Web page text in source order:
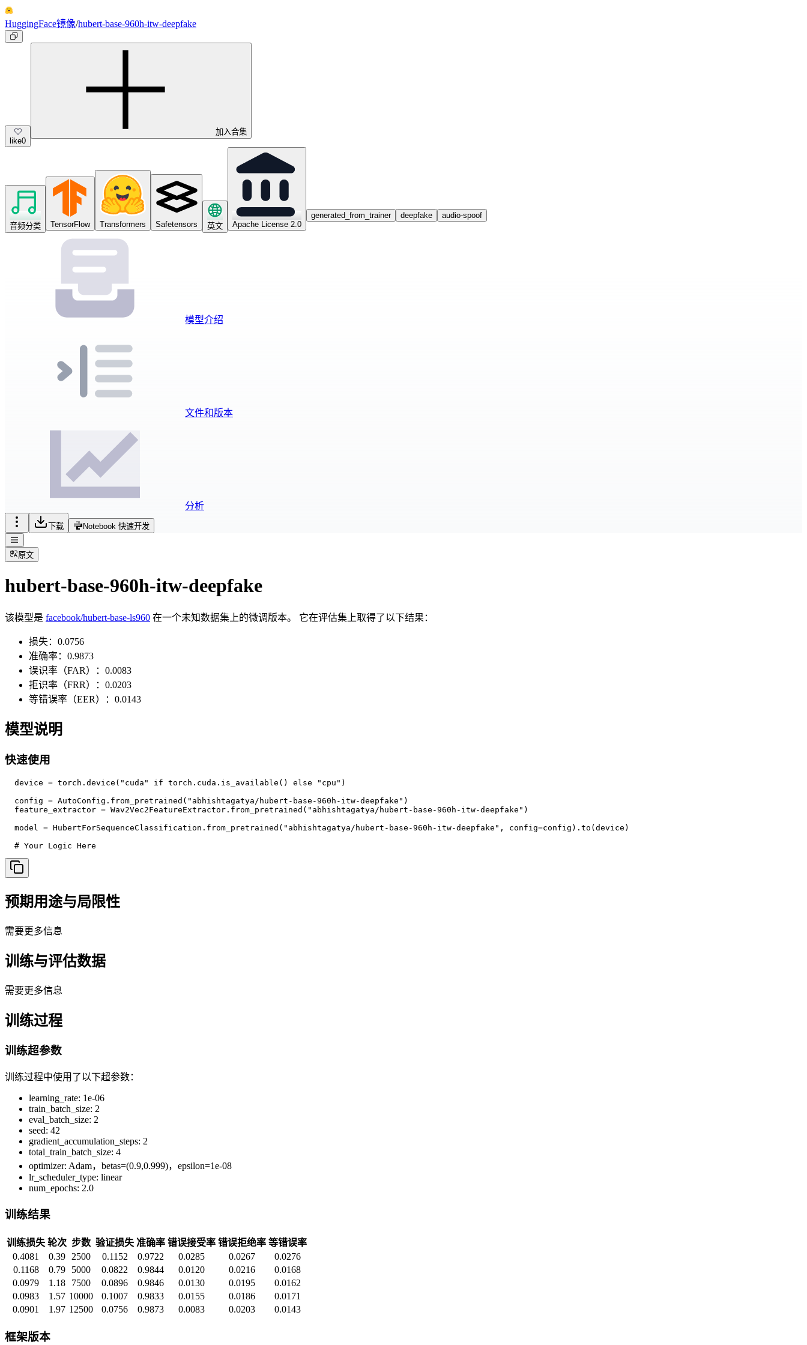
HuggingFace镜像/hubert-base-960h-itw-deepfake
like0
加入合集
音频分类 TensorFlow Transformers Safetensors 英文 Apache License 2.0
generated_from_trainer deepfake audio-spoof
模型介绍
文件和版本
分析
下载 Notebook 快速开发
原文
hubert-base-960h-itw-deepfake
该模型是 facebook/hubert-base-ls960 在一个未知数据集上的微调版本。 它在评估集上取得了以下结果：
损失：0.0756
准确率：0.9873
误识率（FAR）：0.0083
拒识率（FRR）：0.0203
等错误率（EER）：0.0143
模型说明
快速使用
  device = torch.device("cuda" if torch.cuda.is_available() else "cpu")
  config = AutoConfig.from_pretrained("abhishtagatya/hubert-base-960h-itw-deepfake")
  feature_extractor = Wav2Vec2FeatureExtractor.from_pretrained("abhishtagatya/hubert-base-960h-itw-deepfake")
  model = HubertForSequenceClassification.from_pretrained("abhishtagatya/hubert-base-960h-itw-deepfake", config=config).to(device)
  # Your Logic Here
预期用途与局限性
需要更多信息
训练与评估数据
需要更多信息
训练过程
训练超参数
训练过程中使用了以下超参数：
learning_rate: 1e-06
train_batch_size: 2
eval_batch_size: 2
seed: 42
gradient_accumulation_steps: 2
total_train_batch_size: 4
optimizer: Adam，betas=(0.9,0.999)，epsilon=1e-08
lr_scheduler_type: linear
num_epochs: 2.0
训练结果
训练损失 轮次 步数 验证损失 准确率 错误接受率 错误拒绝率 等错误率
0.4081
0.39 2500 0.1152 0.9722 0.0285 0.0267
0.0276
0.1168
0.79 5000 0.0822 0.9844 0.0120 0.0216
0.0168
0.0979
1.18 7500 0.0896 0.9846 0.0130 0.0195
0.0162
0.0983
1.57 10000 0.1007 0.9833 0.0155 0.0186
0.0171
0.0901
1.97 12500 0.0756 0.9873 0.0083 0.0203 0.0143
框架版本